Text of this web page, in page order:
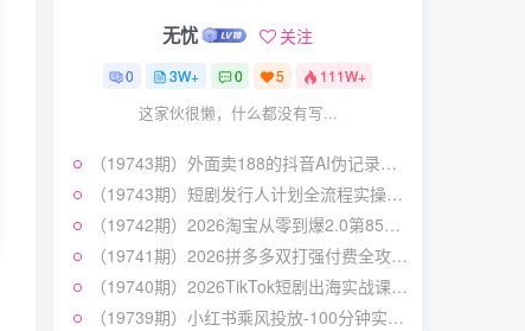
3 （19545期）AI短剧创
作：
ChatGPT+Seedance2.0教
程，从零制作恶毒女配短
全流程
12天前
4
某大佬的线下闭门课｜商
业推理与底层逻辑・内容创
作与流量心法・AI核心概念
与Claude Code实战，打造
个人超级生产系统【录音
+图片】
21天前
5 7月最新抖音Ai美女涨粉
技术，3天万粉，小白也能
快速起号涨粉变现
26天前 ￥4.9
无忧 关注
0 3W+ 0 5 111W+
这家伙很懒，什么都没有写...
（19743期）外面卖188的抖音AI伪记录片赛道掘金全攻略；从选题到发布十一大环节拆解，零基础也能做出高流量真实感内容
（19743期）短剧发行人计划全流程实操教程；从账号定位到选剧剪辑再到发布技巧，零基础也能快速上手出单
（19742期）2026淘宝从零到爆2.0第85期；主推款五项高权重初始设置，改销量评晒秒单快速破零积累基础权重
（19741期）2026拼多多双打强付费全攻略-62期；成本推广加托管双剑合璧，系统讲解7种付费玩法优劣势与选择策略
（19740期）2026TikTok短剧出海实战课：IAA广告分账×IAP付费变现×账号搭建×平台规则×双轨爆发×回款全流程
（19739期）小红书乘风投放-100分钟实操课｜开户返点·标准投搭建·莱卡定向，新店建模撬动笔记自然流量全套教学